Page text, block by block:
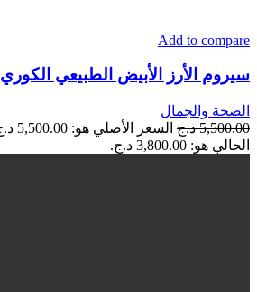
Add to compare
سيروم الأرز الأبيض الطبيعي الكوري 15مل
الصحة والجمال
5,500.00 د.ج السعر الأصلي هو: 5,500.00 د.ج.
الحالي هو: 3,800.00 د.ج.